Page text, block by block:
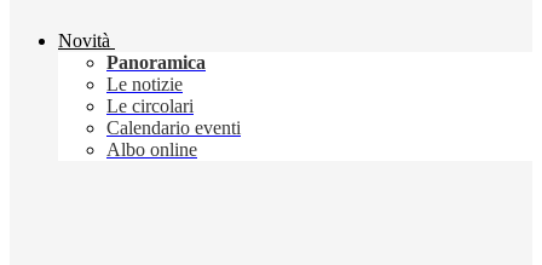
Novità
Panoramica
Le notizie
Le circolari
Calendario eventi
Albo online